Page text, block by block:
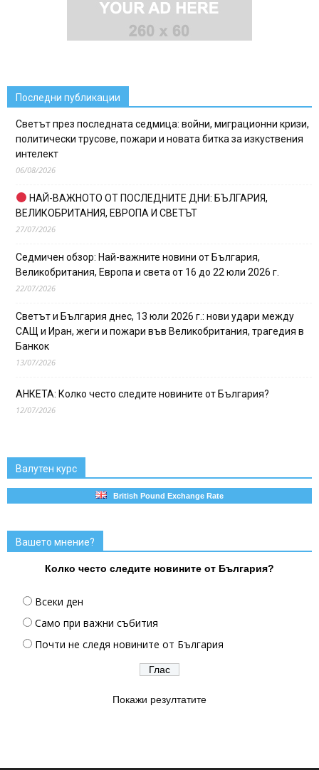
Последни публикации
Светът през последната седмица: войни, миграционни кризи,
политически трусове, пожари и новата битка за изкуствения
интелект
06/08/2026
НАЙ-ВАЖНОТО ОТ ПОСЛЕДНИТЕ ДНИ: БЪЛГАРИЯ,
ВЕЛИКОБРИТАНИЯ, ЕВРОПА И СВЕТЪТ
27/07/2026
Седмичен обзор: Най-важните новини от България,
Великобритания, Европа и света от 16 до 22 юли 2026 г.
22/07/2026
Светът и България днес, 13 юли 2026 г.: нови удари между
САЩ и Иран, жеги и пожари във Великобритания, трагедия в
Банкок
13/07/2026
АНКЕТА: Колко често следите новините от България?
12/07/2026
Валутен курс
British Pound Exchange Rate
Вашето мнение?
Колко често следите новините от България?
Всеки ден
Само при важни събития
Почти не следя новините от България
Покажи резултатите